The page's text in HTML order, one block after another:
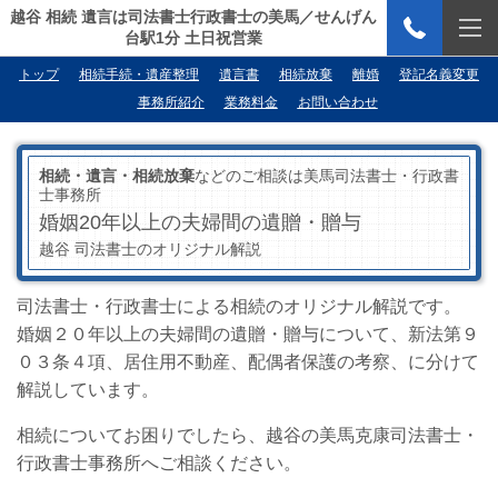
越谷 相続 遺言は司法書士行政書士の美馬／せんげん
台駅1分 土日祝営業
トップ 相続手続・遺産整理 遺言書 相続放棄 離婚
登記名義変更
事務所紹介
業務料金 お問い合わせ
相続・遺言・相続放棄などのご相談は美馬司法書士・行政書
士事務所
婚姻20年以上の夫婦間の遺贈・贈与
越谷 司法書士のオリジナル解説
司法書士・行政書士による相続のオリジナル解説です。
婚姻２０年以上の夫婦間の遺贈・贈与について、新法第９
０３条４項、居住用不動産、配偶者保護の考察、に分けて
解説しています。
相続についてお困りでしたら、越谷の美馬克康司法書士・
行政書士事務所へご相談ください。